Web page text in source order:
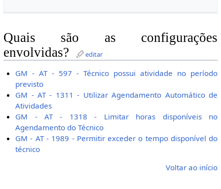
Quais são as configurações
envolvidas?
editar
GM - AT - 597 - Técnico possui atividade no período
previsto
GM - AT - 1311 - Utilizar Agendamento Automático de
Atividades
GM - AT - 1318 - Limitar horas disponíveis no
Agendamento do Técnico
GM - AT - 1989 - Permitir exceder o tempo disponível do
técnico
Voltar ao início